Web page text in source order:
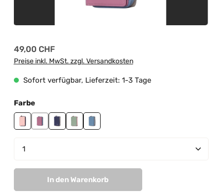
Regulärer Preis:
49,00 CHF
Preise inkl. MwSt. zzgl. Versandkosten
Sofort verfügbar, Lieferzeit: 1-3 Tage
Farbeauswählen
light pink - purple
mauve - sky blue
purple - grey
sage green -light pink
sky blue - grey
Produkt Anzahl: Gib den gewünschten Wert ein
In den Warenkorb